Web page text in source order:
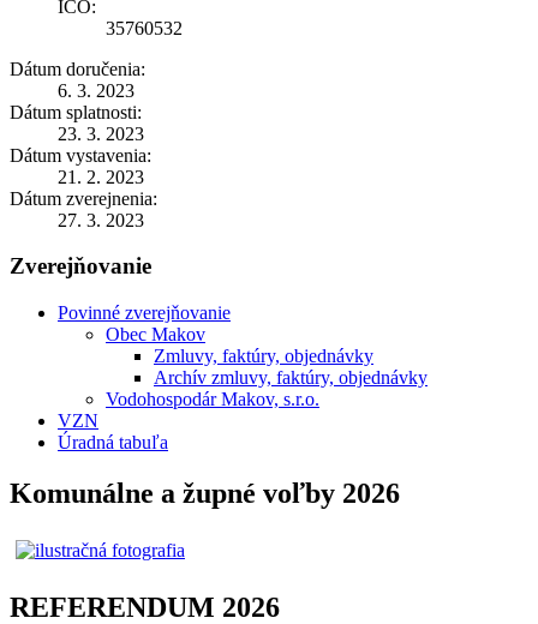
IČO:
35760532
Dátum doručenia:
6. 3. 2023
Dátum splatnosti:
23. 3. 2023
Dátum vystavenia:
21. 2. 2023
Dátum zverejnenia:
27. 3. 2023
Zverejňovanie
Povinné zverejňovanie
Obec Makov
Zmluvy, faktúry, objednávky
Archív zmluvy, faktúry, objednávky
Vodohospodár Makov, s.r.o.
VZN
Úradná tabuľa
Komunálne a župné voľby 2026
REFERENDUM 2026